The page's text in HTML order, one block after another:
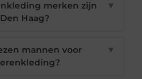
merken zijn
Haag?
▼
mannen voor
▼